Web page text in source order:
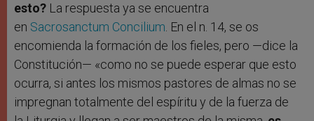
esto? La respuesta ya se encuentra
en Sacrosanctum Concilium . En el n. 14, se os
encomienda la formación de los fieles, pero —dice la
Constitución— «como no se puede esperar que esto
ocurra, si antes los mismos pastores de almas no se
impregnan totalmente del espíritu y de la fuerza de